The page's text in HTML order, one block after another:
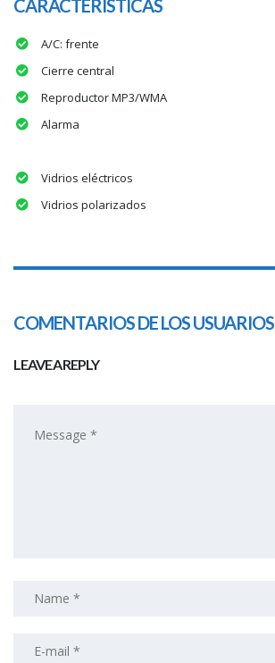
CARACTERÍSTICAS
A/C: frente
Cierre central
Reproductor MP3/WMA
Alarma
Vidrios eléctricos
Vidrios polarizados
COMENTARIOS DE LOS USUARIOS
LEAVE A REPLY